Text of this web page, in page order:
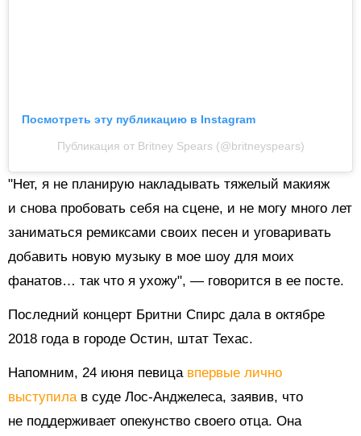
Посмотреть эту публикацию в Instagram
Публикация от Britney Spears (@britneyspears)
"Нет, я не планирую накладывать тяжелый макияж
и снова пробовать себя на сцене, и не могу много лет
заниматься ремиксами своих песен и уговаривать
добавить новую музыку в мое шоу для моих
фанатов… так что я ухожу", — говорится в ее посте.
Последний концерт Бритни Спирс дала в октябре
2018 года в городе Остин, штат Техас.
Напомним, 24 июня певица впервые лично
выступила в суде Лос-Анджелеса, заявив, что
не поддерживает опекунство своего отца. Она